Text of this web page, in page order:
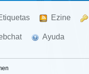
Ezine
Ayuda